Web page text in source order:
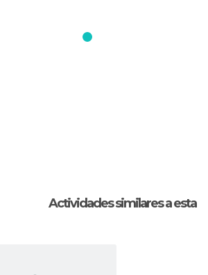
Actividades similares a esta